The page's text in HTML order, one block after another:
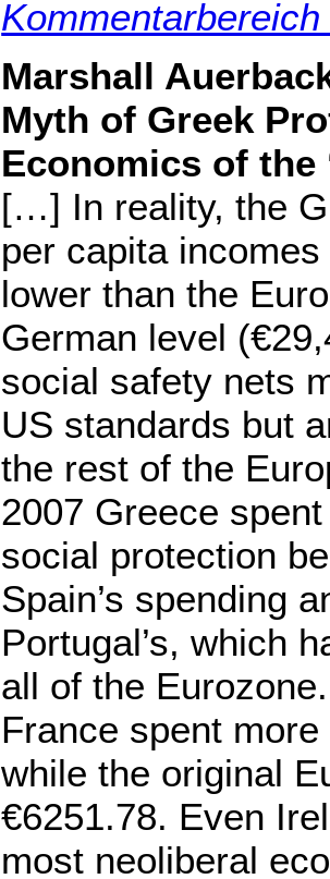
Marshall
Myth of Greek
Economics of the
[…] In reality, the
per capita
lower than the
German level
social safety nets
US standards but
the rest of the
2007 Greece
social protection
Spain’s spending
Portugal’s, which
all of the
France spent
while the original
€6251.78. Even
most neoliberal